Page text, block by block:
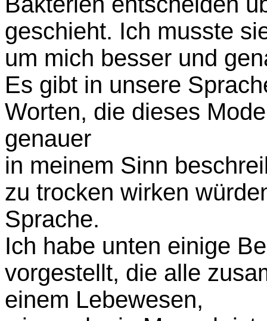
geschieht. Ich musste
um mich besser und
Es gibt in unsere
Worten, die dieses
genauer
in meinem Sinn
zu trocken wirken
Sprache.
Ich habe unten einige
vorgestellt, die alle
einem Lebewesen,